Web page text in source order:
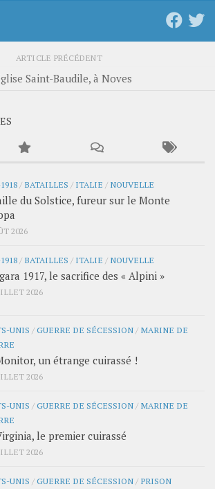
ARTICLE PRÉCÉDENT
Saint-Baudile, à Noves
/ BATAILLES / ITALIE / NOUVELLE
du Solstice, fureur sur le Monte
2026
/ BATAILLES / ITALIE / NOUVELLE
1917, le sacrifice des « Alpini »
2026
UNIS /GUERRE DE SÉCESSION / MARINE DE
un étrange cuirassé !
2026
UNIS /GUERRE DE SÉCESSION / MARINE DE
le premier cuirassé
2026
UNIS /GUERRE DE SÉCESSION / PRISON